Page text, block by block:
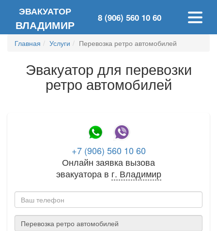
ЭВАКУАТОР
ВЛАДИМИР 8 (906) 560 10 60
Главная Услуги Перевозка ретро автомобилей
Эвакуатор для перевозки
ретро автомобилей
+7 (906) 560 10 60
Онлайн заявка вызова
эвакуатора в г. Владимир